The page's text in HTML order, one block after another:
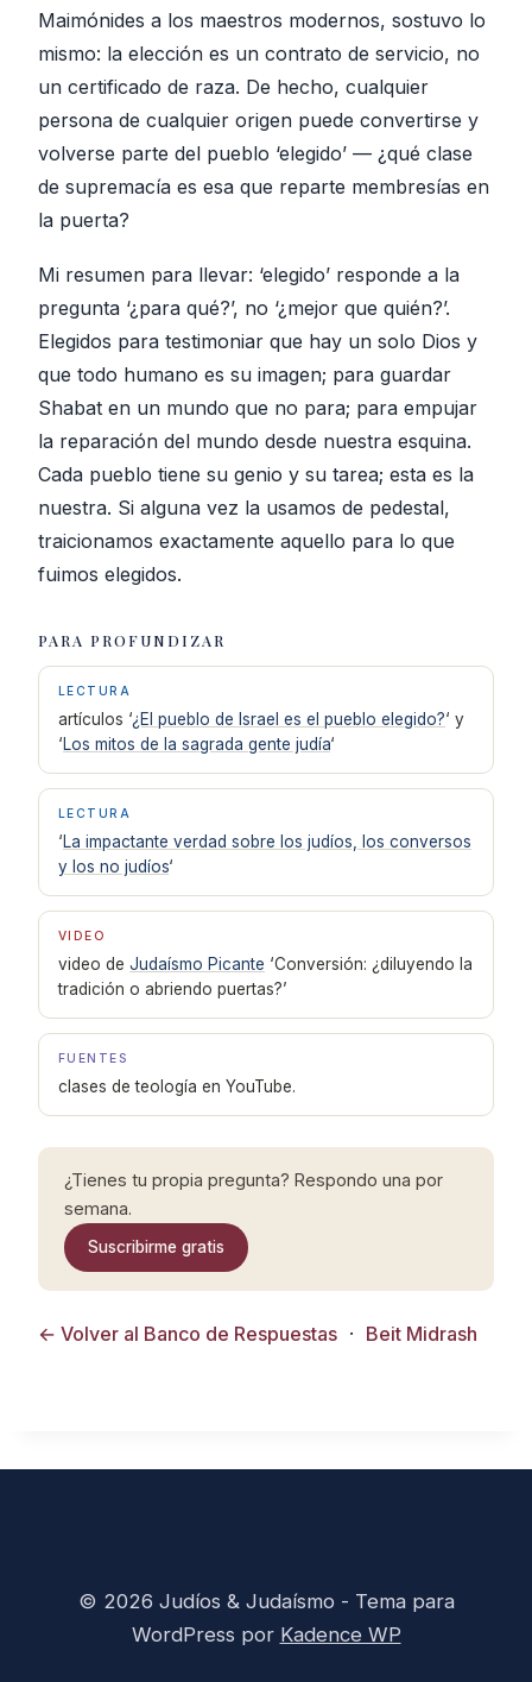
Maimónides a los maestros modernos, sostuvo lo
mismo: la elección es un contrato de servicio, no
un certificado de raza. De hecho, cualquier
persona de cualquier origen puede convertirse y
volverse parte del pueblo ‘elegido’ — ¿qué clase
de supremacía es esa que reparte membresías en
la puerta?
Mi resumen para llevar: ‘elegido’ responde a la
pregunta ‘¿para qué?’, no ‘¿mejor que quién?’.
Elegidos para testimoniar que hay un solo Dios y
que todo humano es su imagen; para guardar
Shabat en un mundo que no para; para empujar
la reparación del mundo desde nuestra esquina.
Cada pueblo tiene su genio y su tarea; esta es la
nuestra. Si alguna vez la usamos de pedestal,
traicionamos exactamente aquello para lo que
fuimos elegidos.
PARA PROFUNDIZAR
LECTURA
artículos ‘¿El pueblo de Israel es el pueblo elegido?‘ y
‘Los mitos de la sagrada gente judía‘
LECTURA
‘La impactante verdad sobre los judíos, los conversos
y los no judíos‘
VIDEO
video de Judaísmo Picante ‘Conversión: ¿diluyendo la
tradición o abriendo puertas?’
FUENTES
clases de teología en YouTube.
¿Tienes tu propia pregunta? Respondo una por
semana.
Suscribirme gratis
← Volver al Banco de Respuestas · Beit Midrash
© 2026 Judíos & Judaísmo - Tema para
WordPress por Kadence WP